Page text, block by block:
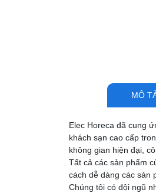
MÔ
Elec Horeca đã cung
khách sạn cao cấp
không gian hiện đại,
Tất cả các sản phẩm
cách dễ dàng các sản
Chúng tôi có đội ngũ